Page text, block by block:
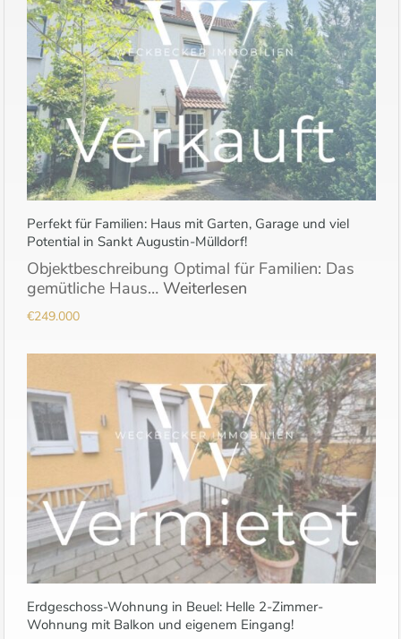
Perfekt für Familien: Haus mit Garten, Garage und viel
Potential in Sankt Augustin-Mülldorf!
Objektbeschreibung Optimal für Familien: Das
gemütliche Haus… Weiterlesen
€249.000
Erdgeschoss-Wohnung in Beuel: Helle 2-Zimmer-
Wohnung mit Balkon und eigenem Eingang!